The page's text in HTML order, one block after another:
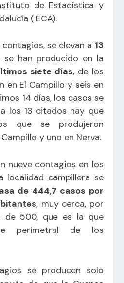
de Estadística y
(IECA).
se elevan a 13
se han producido en la
siete días, de los
en El Campillo y seis en
14 días, los casos se
los 13 citados hay que
que se produjeron
y uno en Nerva.
nueve contagios en los
localidad campillera se
de 444,7 casos por
, muy cerca, por
500, que es la que
perimetral de los
se producen solo